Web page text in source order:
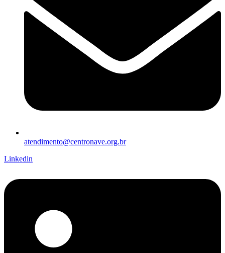
atendimento@centronave.org.br
Linkedin